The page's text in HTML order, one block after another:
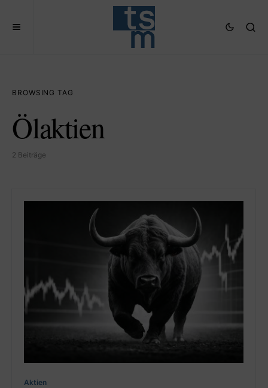
BROWSING TAG
Ölaktien
2 Beiträge
Aktien